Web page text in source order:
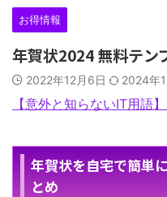
お得情報
年賀状2024 無料テン
2022年12月6日 2024年
【意外と知らないIT用語
年賀状を自宅で簡単
とめ